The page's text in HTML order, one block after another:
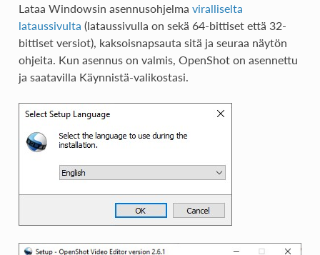
Lataa Windowsin asennusohjelma viralliselta
lataussivulta (lataussivulla on sekä 64-bittiset että 32-
bittiset versiot), kaksoisnapsauta sitä ja seuraa näytön
ohjeita. Kun asennus on valmis, OpenShot on asennettu
ja saatavilla Käynnistä-valikostasi.